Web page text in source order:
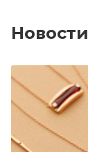
Новости